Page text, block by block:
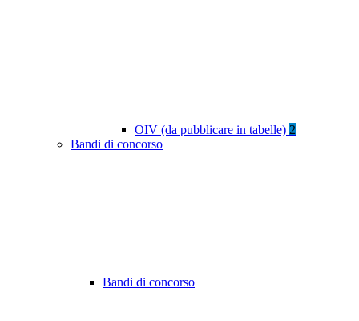
OIV (da pubblicare in tabelle) 2
Bandi di concorso
Bandi di concorso